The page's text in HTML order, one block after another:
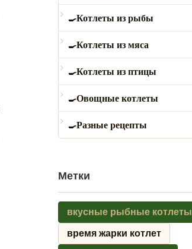
Котлеты из рыбы
Котлеты из мяса
Котлеты из птицы
Овощные котлеты
Разные рецепты
Метки
вкусные рыбные котлеты
время жарки котлет